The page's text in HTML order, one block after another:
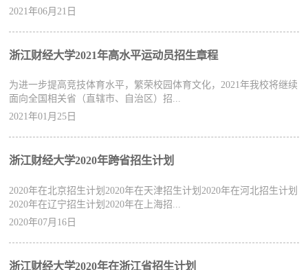
2021年06月21日
浙江财经大学2021年高水平运动员招生章程
​为进一步提高竞技体育水平，繁荣校园体育文化，2021年我校将继续
面向全国相关省（直辖市、自治区）招...
2021年01月25日
浙江财经大学2020年跨省招生计划
​2020年在北京招生计划2020年在天津招生计划2020年在河北招生计划
2020年在辽宁招生计划2020年在上海招...
2020年07月16日
浙江财经大学2020年在浙江省招生计划